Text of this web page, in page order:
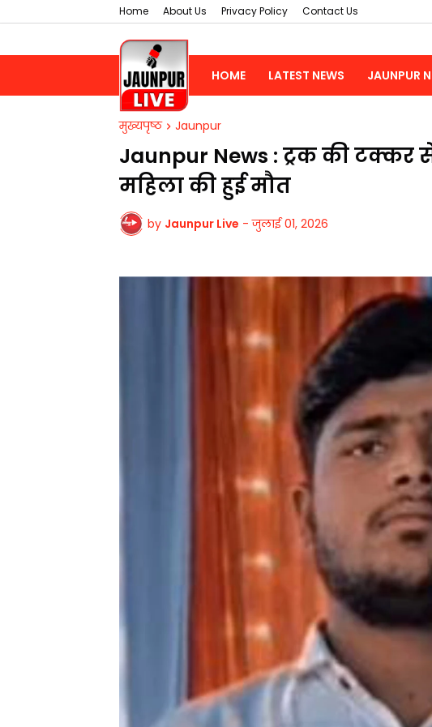
Home About Us Privacy Policy Contact Us
HOME LATEST NEWS JAUNPUR
मुख्यपृष्ठ Jaunpur
Jaunpur News : ट्रक की
महिला की हुई मौत
by Jaunpur Live - जुलाई 01, 2026